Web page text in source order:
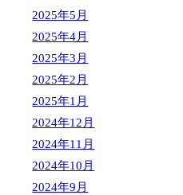
2025年5月
2025年4月
2025年3月
2025年2月
2025年1月
2024年12月
2024年11月
2024年10月
2024年9月